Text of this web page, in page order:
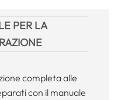
PER LA
completa alle
con il manuale